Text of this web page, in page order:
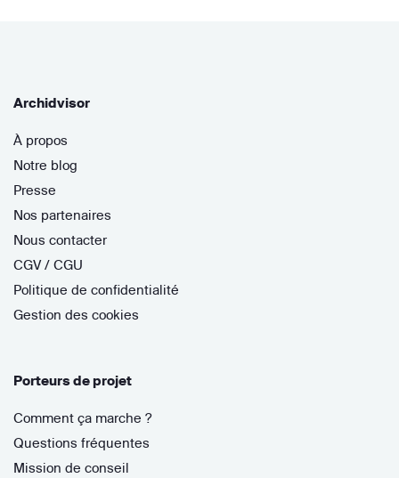
Archidvisor
À propos
Notre blog
Presse
Nos partenaires
Nous contacter
CGV / CGU
Politique de confidentialité
Gestion des cookies
Porteurs de projet
Comment ça marche ?
Questions fréquentes
Mission de conseil